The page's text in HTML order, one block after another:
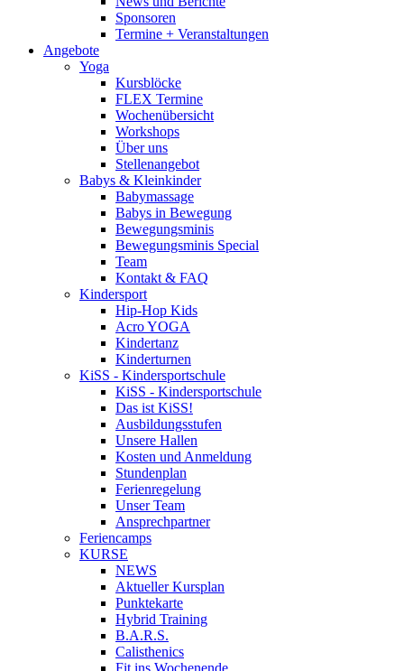
Sponsoren
Termine + Veranstaltungen
Angebote
Yoga
Kursblöcke
FLEX Termine
Wochenübersicht
Workshops
Über uns
Stellenangebot
Babys & Kleinkinder
Babymassage
Babys in Bewegung
Bewegungsminis
Bewegungsminis Special
Team
Kontakt & FAQ
Kindersport
Hip-Hop Kids
Acro YOGA
Kindertanz
Kinderturnen
KiSS - Kindersportschule
KiSS - Kindersportschule
Das ist KiSS!
Ausbildungsstufen
Unsere Hallen
Kosten und Anmeldung
Stundenplan
Ferienregelung
Unser Team
Ansprechpartner
Feriencamps
KURSE
NEWS
Aktueller Kursplan
Punktekarte
Hybrid Training
B.A.R.S.
Calisthenics
Fit ins Wochenende